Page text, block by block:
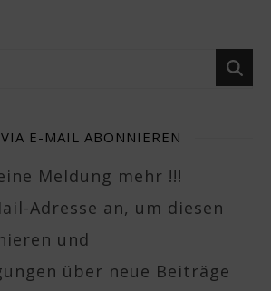
E-MAIL ABONNIEREN
Meldung mehr !!!
Adresse an, um diesen
und
über neue Beiträge